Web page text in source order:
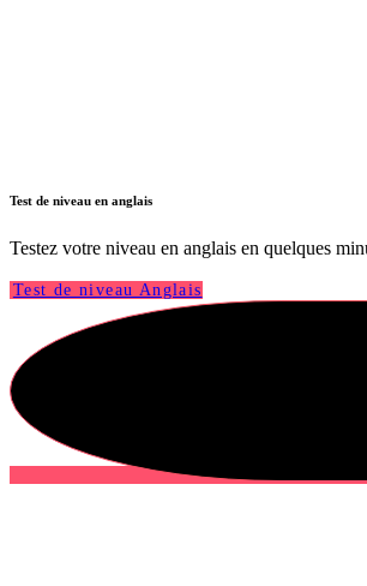
Test de niveau en anglais
Testez votre niveau en anglais en quelques
Test de niveau Anglais